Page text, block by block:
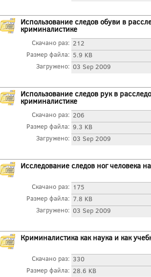
Использование следов обуви в
криминалистике
Скачано раз: 212
Размер файла: 5.9 KB
Загружено: 03 Sep 2009
Использование следов рук в
криминалистике
Скачано раз: 206
Размер файла: 9.3 KB
Загружено: 03 Sep 2009
Исследование следов ног человека
Скачано раз: 175
Размер файла: 7.8 KB
Загружено: 03 Sep 2009
Криминалистика как наука и как
Скачано раз: 330
Размер файла: 28.6 KB